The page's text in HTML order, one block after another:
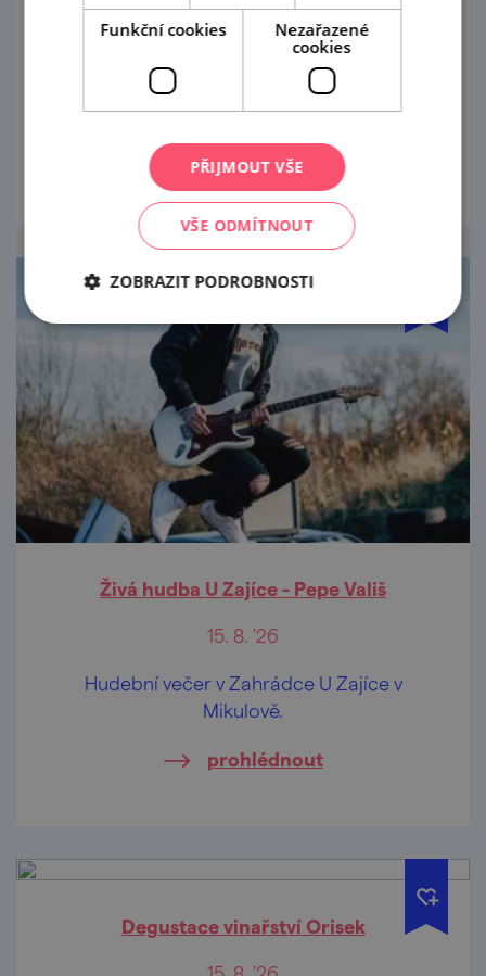
14. 8. '26
Hudební večer v Zahrádce U Zajíce v
Mikulově.
prohlédnout
Živá hudba U Zajíce - Pepe Vališ
15. 8. '26
Hudební večer v Zahrádce U Zajíce v
Mikulově.
prohlédnout
Degustace vinařství Orisek
Funkční cookies
Nezařazené
cookies
PŘIJMOUT VŠE
VŠE ODMÍTNOUT
ZOBRAZIT PODROBNOSTI